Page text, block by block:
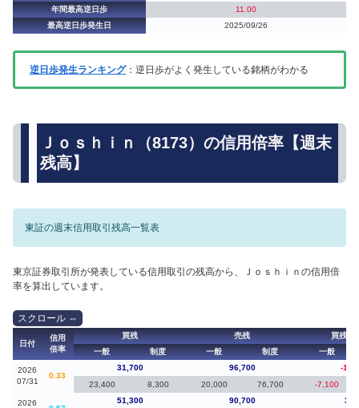
年間最高逆日歩
11.00
最高逆日歩発生日
2025/09/26
逆日歩発生ランキング：逆日歩がよく発生している銘柄がわかる
Ｊｏｓｈｉｎ（8173）の信用倍率【週末
残高】
東証の週末信用取引残高一覧表
東京証券取引所が発表している信用取引の残高から、Ｊｏｓｈｉｎの信用倍
率を算出しています。
日付
信用
倍率
買残 売残
買残（
一般
制度 一般 制度 一般
2026
07/31
0.33
31,700 96,700
-
23,400
8,300 20,000 76,700 -7,100
2026
51,300 90,700